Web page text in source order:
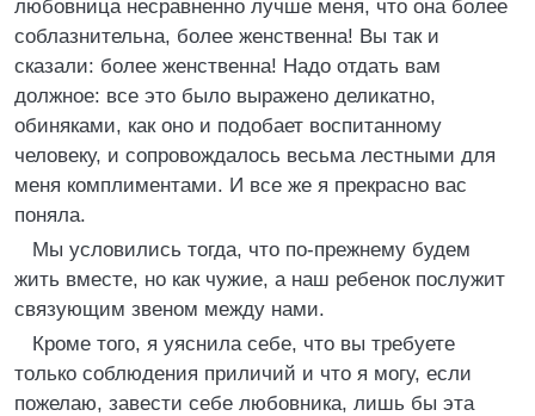
любовница несравненно лучше меня, что она более
соблазнительна, более женственна! Вы так и
сказали: более женственна! Надо отдать вам
должное: все это было выражено деликатно,
обиняками, как оно и подобает воспитанному
человеку, и сопровождалось весьма лестными для
меня комплиментами. И все же я прекрасно вас
поняла.
Мы условились тогда, что по-прежнему будем
жить вместе, но как чужие, а наш ребенок послужит
связующим звеном между нами.
Кроме того, я уяснила себе, что вы требуете
только соблюдения приличий и что я могу, если
пожелаю, завести себе любовника, лишь бы эта